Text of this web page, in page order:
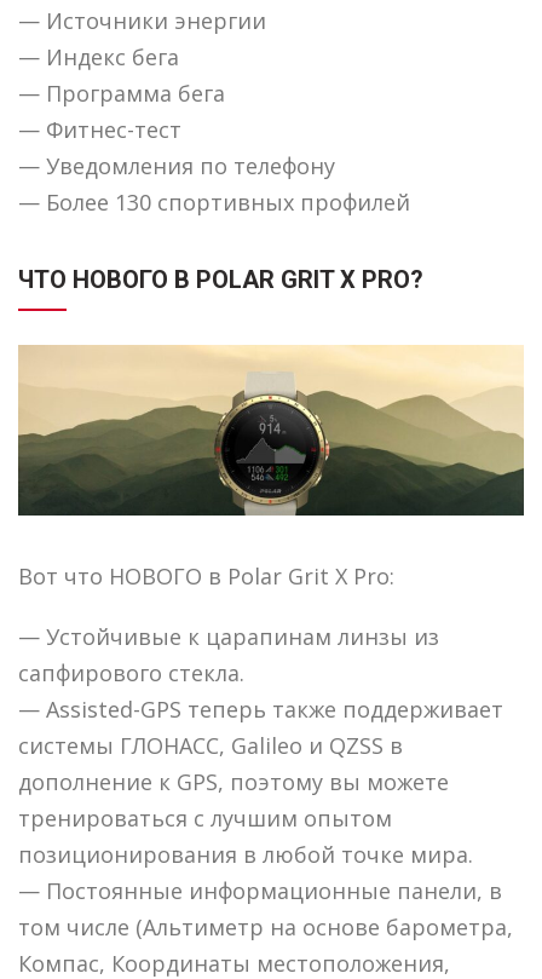
— Источники энергии
— Индекс бега
— Программа бега
— Фитнес-тест
— Уведомления по телефону
— Более 130 спортивных профилей
ЧТО НОВОГО В POLAR GRIT X PRO?
Вот что НОВОГО в Polar Grit X Pro:
— Устойчивые к царапинам линзы из
сапфирового стекла.
— Assisted-GPS теперь также поддерживает
системы ГЛОНАСС, Galileo и QZSS в
дополнение к GPS, поэтому вы можете
тренироваться с лучшим опытом
позиционирования в любой точке мира.
— Постоянные информационные панели, в
том числе (Альтиметр на основе барометра,
Компас, Координаты местоположения,